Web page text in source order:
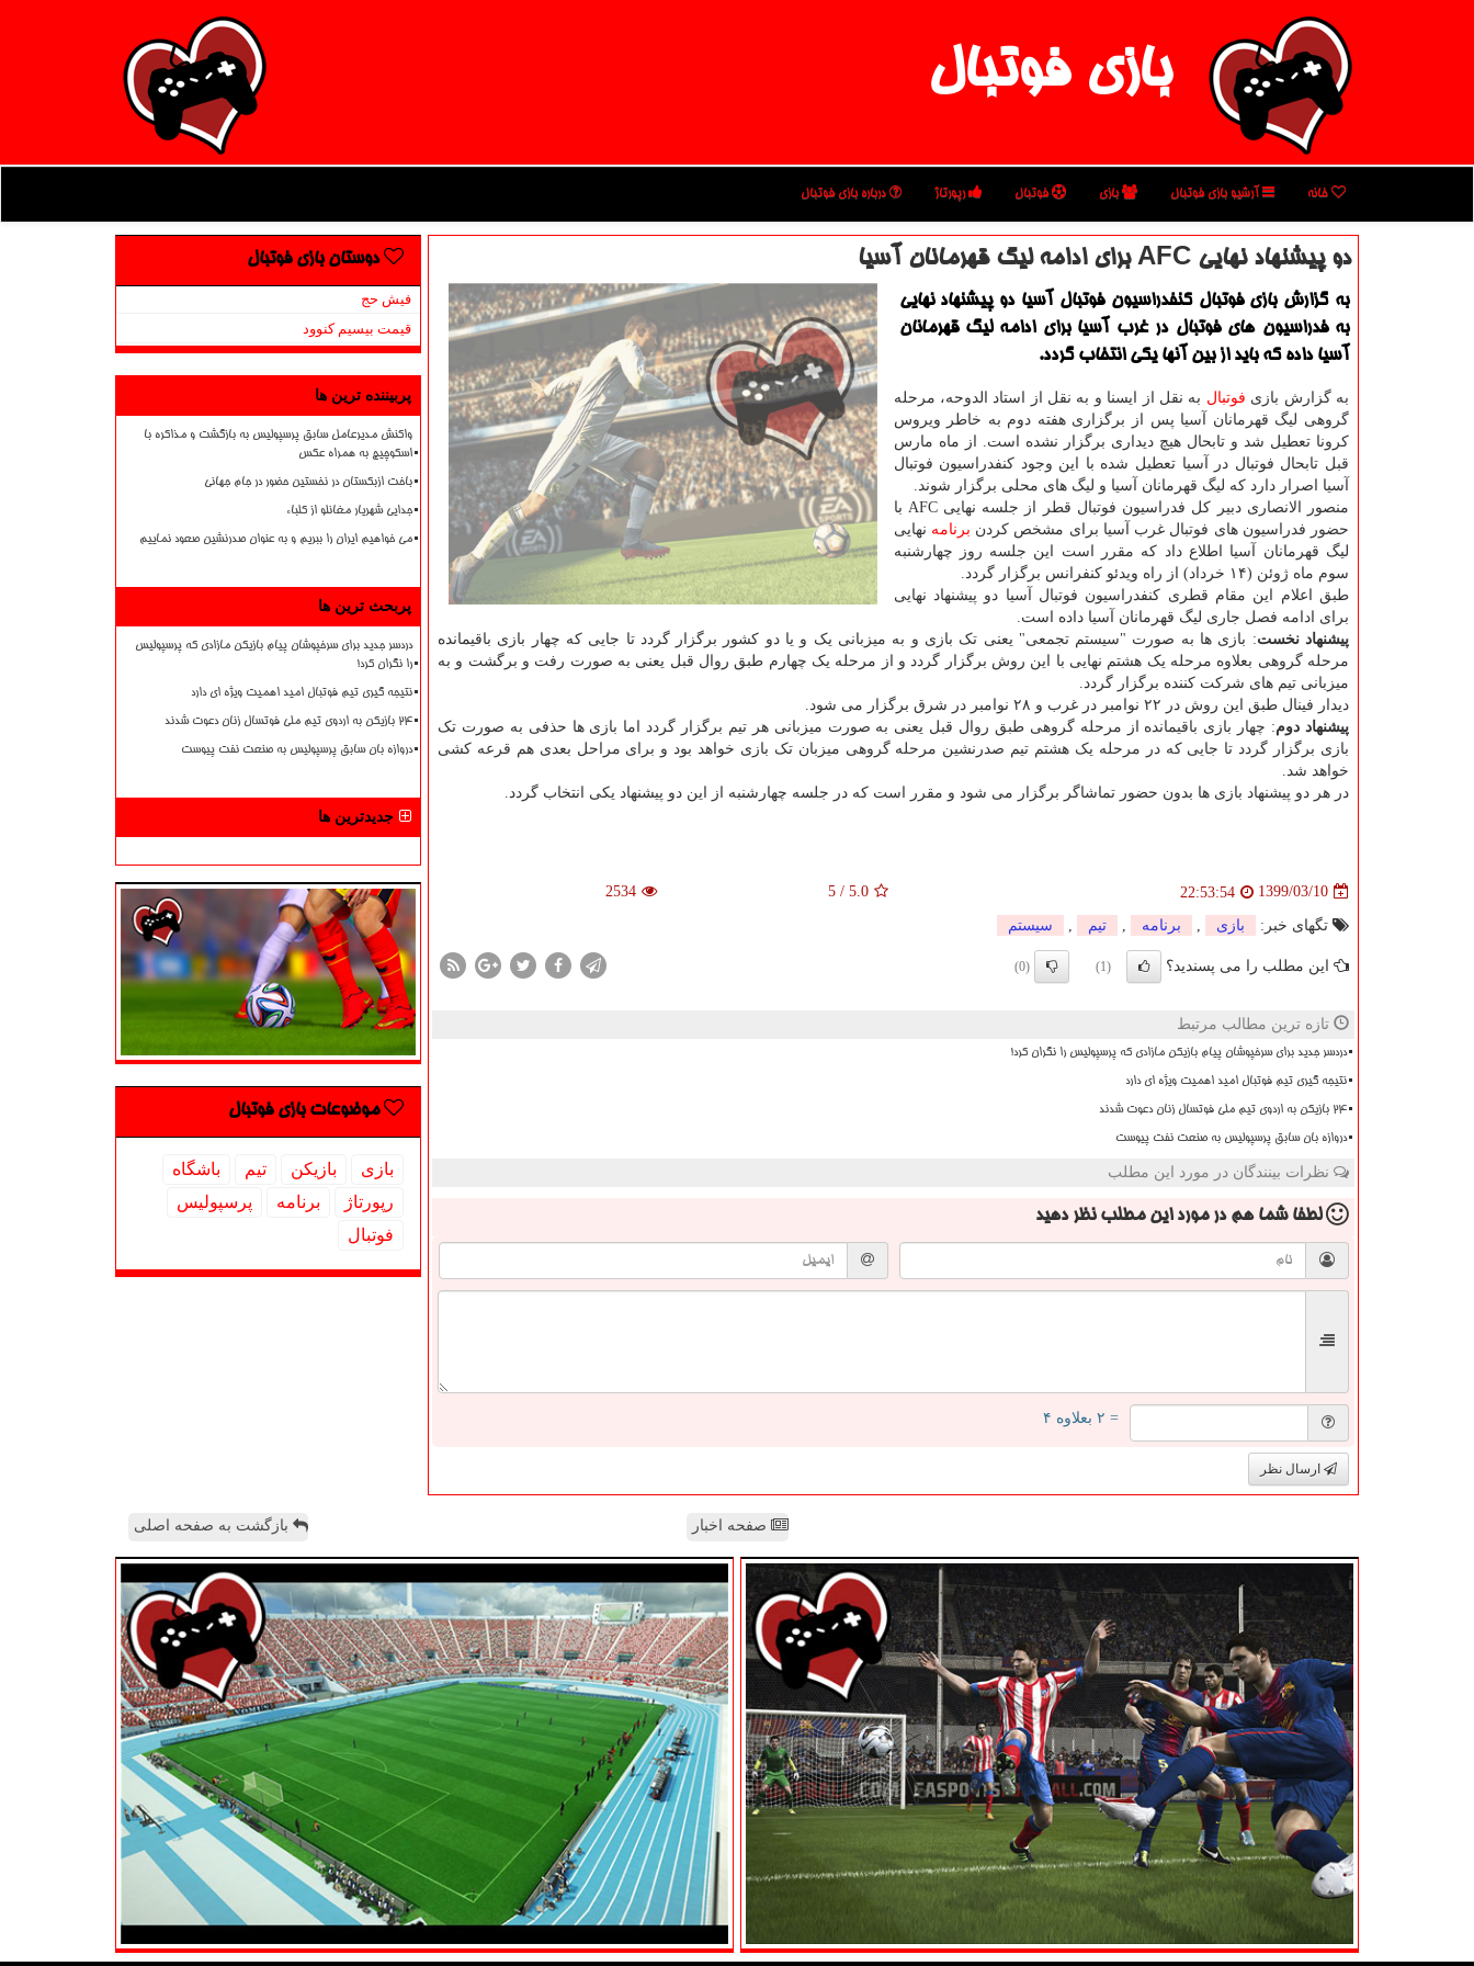
بازی فوتبال
خانه آرشیو بازی فوتبال بازی فوتبال رپورتاژ درباره بازی فوتبال
دو پیشنهاد نهایی AFC برای ادامه لیگ قهرمانان آسیا
به گزارش بازی فوتبال كنفدراسیون فوتبال آسیا دو پیشنهاد نهایی
به فدراسیون های فوتبال در غرب آسیا برای ادامه لیگ قهرمانان
آسیا داده كه باید از بین آنها یكی انتخاب گردد.
به گزارش بازی فوتبال به نقل از ایسنا و به نقل از استاد الدوحه، مرحله
گروهی لیگ قهرمانان آسیا پس از برگزاری هفته دوم به خاطر ویروس
کرونا تعطیل شد و تابحال هیچ دیداری برگزار نشده است. از ماه مارس
قبل تابحال فوتبال در آسیا تعطیل شده با این وجود کنفدراسیون فوتبال
آسیا اصرار دارد که لیگ قهرمانان آسیا و لیگ های محلی برگزار شوند.
منصور الانصاری دبیر کل فدراسیون فوتبال قطر از جلسه نهایی AFC با
حضور فدراسیون های فوتبال غرب آسیا برای مشخص کردن برنامه نهایی
لیگ قهرمانان آسیا اطلاع داد که مقرر است این جلسه روز چهارشنبه
سوم ماه ژوئن (۱۴ خرداد) از راه ویدئو کنفرانس برگزار گردد.
طبق اعلام این مقام قطری کنفدراسیون فوتبال آسیا دو پیشنهاد نهایی
برای ادامه فصل جاری لیگ قهرمانان آسیا داده است.
پیشنهاد نخست: بازی ها به صورت "سیستم تجمعی" یعنی تک بازی و به میزبانی یک و یا دو کشور برگزار گردد تا جایی که چهار بازی باقیمانده
مرحله گروهی بعلاوه مرحله یک هشتم نهایی با این روش برگزار گردد و از مرحله یک چهارم طبق روال قبل یعنی به صورت رفت و برگشت و به
میزبانی تیم های شرکت کننده برگزار گردد.
دیدار فینال طبق این روش در ۲۲ نوامبر در غرب و ۲۸ نوامبر در شرق برگزار می شود.
پیشنهاد دوم: چهار بازی باقیمانده از مرحله گروهی طبق روال قبل یعنی به صورت میزبانی هر تیم برگزار گردد اما بازی ها حذفی به صورت تک
بازی برگزار گردد تا جایی که در مرحله یک هشتم تیم صدرنشین مرحله گروهی میزبان تک بازی خواهد بود و برای مراحل بعدی هم قرعه کشی
خواهد شد.
در هر دو پیشنهاد بازی ها بدون حضور تماشاگر برگزار می شود و مقرر است که در جلسه چهارشنبه از این دو پیشنهاد یکی انتخاب گردد.
1399/03/10
22:53:54
5.0
/
5
2534
تگهای خبر: بازی برنامه تیم سیستم
این مطلب را می پسندید؟ (1)
(0)
تازه ترین مطالب مرتبط
دردسر جدید برای سرخپوشان پیام بازیکن مازادی که پرسپولیس را نگران کرد!
نتیجه گیری تیم فوتبال امید اهمیت ویژه ای دارد
۲۴ بازیکن به اردوی تیم ملی فوتسال زنان دعوت شدند
دروازه بان سابق پرسپولیس به صنعت نفت پیوست
نظرات بینندگان در مورد این مطلب
لطفا شما همدر مورد این مطلب نظر دهید
= ۲ بعلاوه ۴
ارسال نظر
دوستان بازی فوتبال
فیش حج
قیمت بیسیم کنوود
پربیننده ترین ها
واکنش مدیرعامل سابق پرسپولیس به بازگشت و مذاکره با
اسکوچیچ به همراه عکس
باخت ازبکستان در نخستین حضور در جام جهانی
جدایی شهریار مغانلو از کلباء
می خواهیم ایران را ببریم و به عنوان صدرنشین صعود نماییم
پربحث ترین ها
دردسر جدید برای سرخپوشان پیام بازیکن مازادی که پرسپولیس
را نگران کرد!
نتیجه گیری تیم فوتبال امید اهمیت ویژه ای دارد
۲۴ بازیکن به اردوی تیم ملی فوتسال زنان دعوت شدند
دروازه بان سابق پرسپولیس به صنعت نفت پیوست
جدیدترین ها
موضوعات بازی فوتبال
بازی بازیكن تیم
باشگاه
رپورتاژ
برنامه
پرسپولیس
فوتبال
صفحه اخبار بازگشت به صفحه اصلی